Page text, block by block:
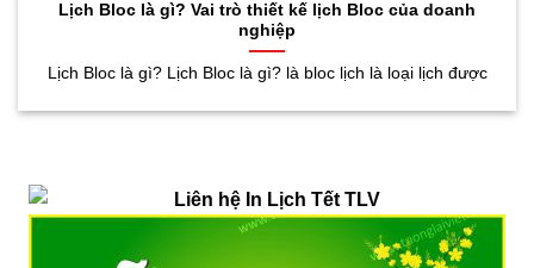
Lịch Bloc là gì? Vai trò thiết kế lịch Bloc của doanh
nghiệp
Lịch Bloc là gì? Lịch Bloc là gì? là bloc lịch là loại lịch được